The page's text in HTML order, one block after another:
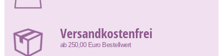
Versandkostenfrei
ab 250,00 Euro Bestellwert